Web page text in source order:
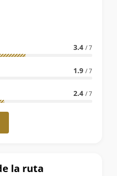
3.4 / 7
1.9 / 7
2.4 / 7
la ruta